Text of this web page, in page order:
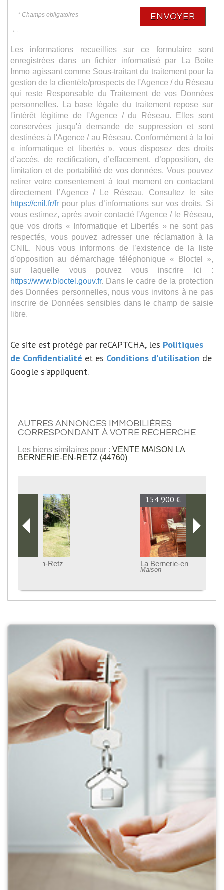
* Champs obligatoires ENVOYER
* :
Les informations recueillies sur ce formulaire sont
enregistrées dans un fichier informatisé par La Boite
Immo agissant comme Sous-traitant du traitement pour la
gestion de la clientèle/prospects de l'Agence / du Réseau
qui reste Responsable du Traitement de vos Données
personnelles. La base légale du traitement repose sur
l'intérêt légitime de l'Agence / du Réseau. Elles sont
conservées jusqu'à demande de suppression et sont
destinées à l'Agence / au Réseau. Conformément à la loi
« informatique et libertés », vous disposez des droits
d’accès, de rectification, d’effacement, d’opposition, de
limitation et de portabilité de vos données. Vous pouvez
retirer votre consentement à tout moment en contactant
directement l’Agence / Le Réseau. Consultez le site
https://cnil.fr/fr pour plus d’informations sur vos droits. Si
vous estimez, après avoir contacté l'Agence / le Réseau,
que vos droits « Informatique et Libertés » ne sont pas
respectés, vous pouvez adresser une réclamation à la
CNIL. Nous vous informons de l’existence de la liste
d'opposition au démarchage téléphonique « Bloctel »,
sur laquelle vous pouvez vous inscrire ici :
https://www.bloctel.gouv.fr. Dans le cadre de la protection
des Données personnelles, nous vous invitons à ne pas
inscrire de Données sensibles dans le champ de saisie
libre.
Ce site est protégé par reCAPTCHA, les Politiques
de Confidentialité et es Conditions d'utilisation de
Google s'appliquent.
AUTRES ANNONCES IMMOBILIÈRES
CORRESPONDANT À VOTRE RECHERCHE
Les biens similaires pour : VENTE MAISON LA
BERNERIE-EN-RETZ (44760)
La Bernerie-en-Retz